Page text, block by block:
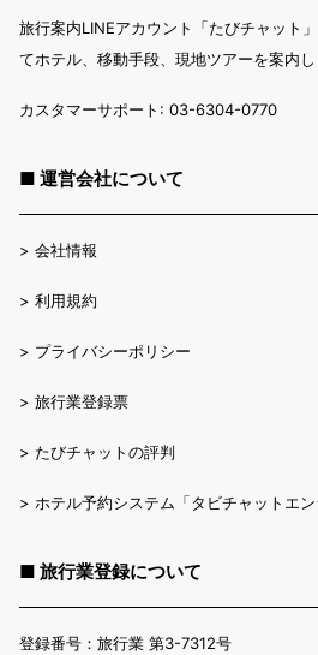
旅行案内LINEアカウント「たびチャット
てホテル、移動手段、現地ツアーを案内し
カスタマーサポート: 03-6304-0770
■ 運営会社について
> 会社情報
> 利用規約
> プライバシーポリシー
> 旅行業登録票
> たびチャットの評判
> ホテル予約システム「タビチャットエン
■ 旅行業登録について
登録番号：旅行業 第3-7312号